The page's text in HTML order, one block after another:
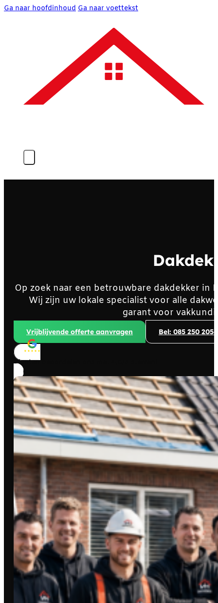
Ga naar hoofdinhoud Ga naar voettekst
Op zoek naar een betrouwbare dakdekker in
Wij zijn uw lokale specialist voor alle
garant voor
Vrijblijvende offerte aanvragen Bel: 085 250 2056
Klanten beoordelen ons met